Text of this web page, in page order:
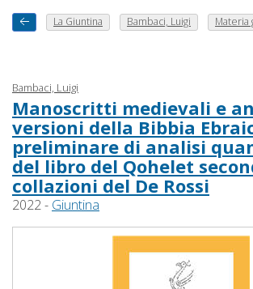
La Giuntina Bambaci, Luigi Materia
Bambaci, Luigi
Manoscritti medievali e
versioni della Bibbia
preliminare di analisi
del libro del Qohelet
collazioni del De Rossi
2022 - Giuntina